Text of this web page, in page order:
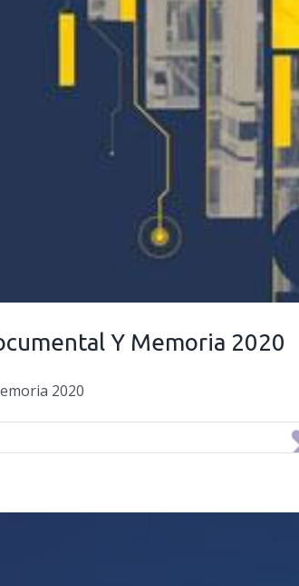
Y Memoria 2020
2020